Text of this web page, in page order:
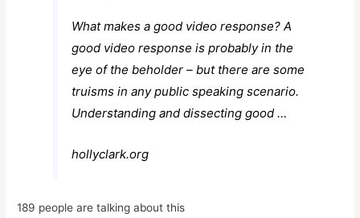
What makes a good video response? A
good video response is probably in the
eye of the beholder – but there are some
truisms in any public speaking scenario.
Understanding and dissecting good …
hollyclark.org
189 people are talking about this